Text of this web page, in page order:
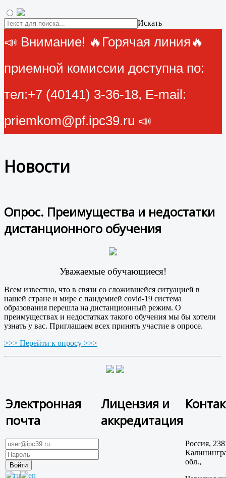
Искать
📣 Внимание! 🔥Горячая линия🔥
приемной комиссии доступна по:
тел:+7 (40141) 3-36-18, E-mail:
priemkom@pf.ipc39.ru 📣
Новости
Опрос. Преимущества и недостатки
дистанционного обучения
Уважаемые обучающиеся!
Всем известно, что в связи со сложившейся ситуацией в
нашей стране и мире с пандемией covid-19 система
образования перешла на дистанционный режим. О
преимуществах и недостатках такого обучения мы бы хотели
узнать у вас. Приглашаем всех принять участие в опросе.
>>> Перейти к опросу >>>
Электронная
почта
Лицензия и
аккредитация
Россия,
обл.,